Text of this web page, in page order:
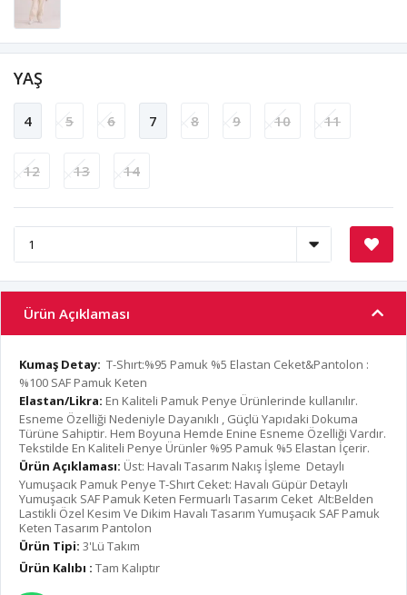
YAŞ
4 5 6 7 8 9 10 11
12 13 14
Ürün Açıklaması
Kumaş Detay: T-Shırt:%95 Pamuk %5 Elastan Ceket&Pantolon :
%100 SAF Pamuk Keten
Elastan/Likra: En Kaliteli Pamuk Penye Ürünlerinde kullanılır.
Esneme Özelliği Nedeniyle Dayanıklı , Güçlü Yapıdaki Dokuma
Türüne Sahiptir. Hem Boyuna Hemde Enine Esneme Özelliği Vardır.
Tekstilde En Kaliteli Penye Ürünler %95 Pamuk %5 Elastan İçerir.
Ürün Açıklaması: Üst: Havalı Tasarım Nakış İşleme Detaylı
Yumuşacık Pamuk Penye T-Shırt Ceket: Havalı Güpür Detaylı
Yumuşacık SAF Pamuk Keten Fermuarlı Tasarım Ceket Alt:Belden
Lastikli Özel Kesim Ve Dikim Havalı Tasarım Yumuşacık SAF Pamuk
Keten Tasarım Pantolon
Ürün Tipi: 3'Lü Takım
Ürün Kalıbı : Tam Kalıptır